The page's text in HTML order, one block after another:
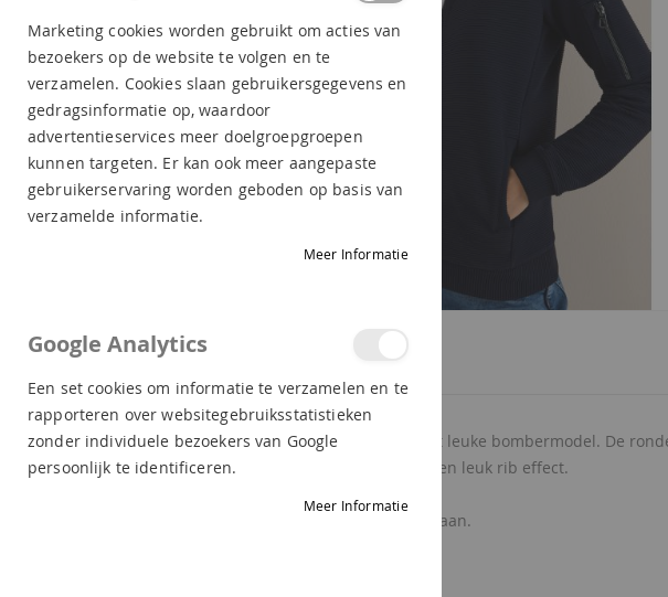
naar
afbeeldingen-
Het vest van Cecil is een erg leuke. Hij heeft het leuke bombermodel. De
Op de mouw zit een klein zakje. De stof heeft een leuk rib effect.
Materiaal: 60% polyester, 37% viscose, 3% elastaan.
Marketing cookies worden gebruikt om acties van
bezoekers op de website te volgen en te
verzamelen. Cookies slaan gebruikersgegevens en
gedragsinformatie op, waardoor
advertentieservices meer doelgroepgroepen
kunnen targeten. Er kan ook meer aangepaste
gebruikerservaring worden geboden op basis van
verzamelde informatie.
Meer Informatie
Google Analytics
Een set cookies om informatie te verzamelen en te
rapporteren over websitegebruiksstatistieken
zonder individuele bezoekers van Google
persoonlijk te identificeren.
Meer Informatie